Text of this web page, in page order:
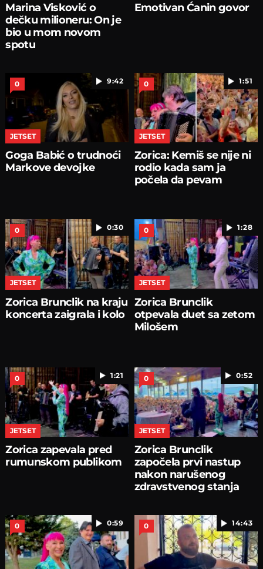
Marina Visković o
dečku milioneru: On je
bio u mom novom
spotu
Emotivan Ćanin govor
9:42
0
JETSET
Goga Babić o trudnoći
Markove devojke
1:51
0
JETSET
Zorica: Kemiš se nije ni
rodio kada sam ja
počela da pevam
0:30
0
JETSET
Zorica Brunclik na kraju
koncerta zaigrala i kolo
1:28
0
JETSET
Zorica Brunclik
otpevala duet sa zetom
Milošem
1:21
0
JETSET
Zorica zapevala pred
rumunskom publikom
0:52
0
JETSET
Zorica Brunclik
započela prvi nastup
nakon narušenog
zdravstvenog stanja
0:59
0 14:43
0